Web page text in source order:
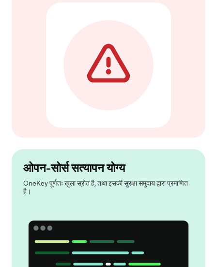
ओपन-सोर्स सत्यापन योग्य
OneKey पूर्णतः खुला स्रोत है, तथा इसकी सुरक्षा समुदाय द्वारा प्रमाणित
है।